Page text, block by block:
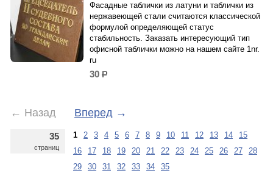
Фасадные таблички из латуни и таблички из
нержавеющей стали считаются классической
формулой определяющей статус
стабильность. Заказать интересующий тип
офисной таблички можно на нашем сайте 1nr.
ru
30 р.
← Назад Вперед →
35
страниц
1 2 3 4 5 6 7 8 9 10 11 12 13 14
15
16
17 18 19 20 21 22 23 24 25 26 27
28
29
30 31 32 33 34 35